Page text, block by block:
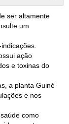
ser altamente
um
ação
e toxinas do
a planta Guiné
e nos
como